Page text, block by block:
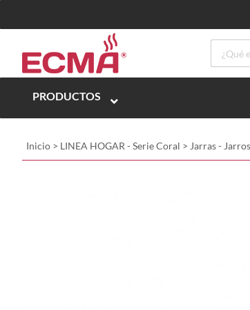
PRODUCTOS
Inicio > LINEA HOGAR - Serie Coral > Jarras -